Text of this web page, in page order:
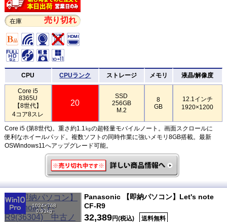
在庫 売り切れ
CPU CPUランク ストレージ メモリ 液晶/解像度
Core i5
8365U
【8世代】
4コア8スレ
20
SSD
256GB
M.2
8
GB
12.1インチ
1920×1200
Core i5 (第8世代)。重さ約1.1㎏の超軽量モバイルノート。画面スクロールに
便利なホイールパッド。複数ソフトの同時作業に強いメモリ8GB搭載。最新
OSWindows11へアップグレード可能。
1024×768
0.93kg
Panasonic 【即納パソコン】Let's note
CF-R9
32,389円(税込) 送料無料